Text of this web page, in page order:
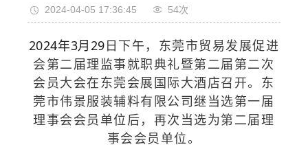
2024-04-05 17:36:45 54次
2024年3月29日下午，东莞市贸易发展促进
会第二届理监事就职典礼暨第二届第二次
会员大会在东莞会展国际大酒店召开。东
莞市伟景服装辅料有限公司继当选第一届
理事会会员单位后，再次当选为第二届理
事会会员单位。